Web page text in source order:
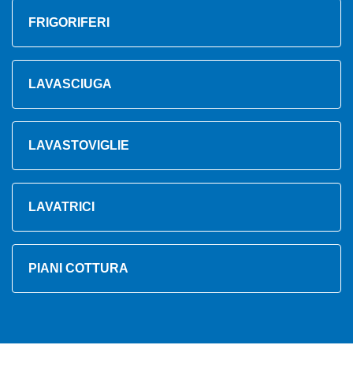
FRIGORIFERI
LAVASCIUGA
LAVASTOVIGLIE
LAVATRICI
PIANI COTTURA